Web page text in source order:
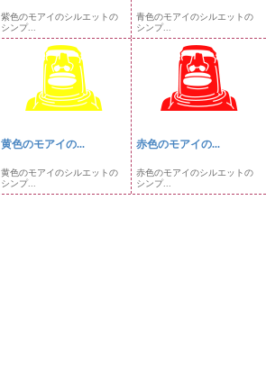
紫色のモアイのシルエットの
シンプ...
青色のモアイのシルエットの
シンプ...
黄色のモアイの...
黄色のモアイのシルエットの
シンプ...
赤色のモアイの...
赤色のモアイのシルエットの
シンプ...